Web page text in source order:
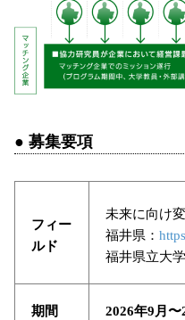
● 募集要項
フィー
ルド
未来に向け
福井県：
福井県立大
期間 2026年9月〜